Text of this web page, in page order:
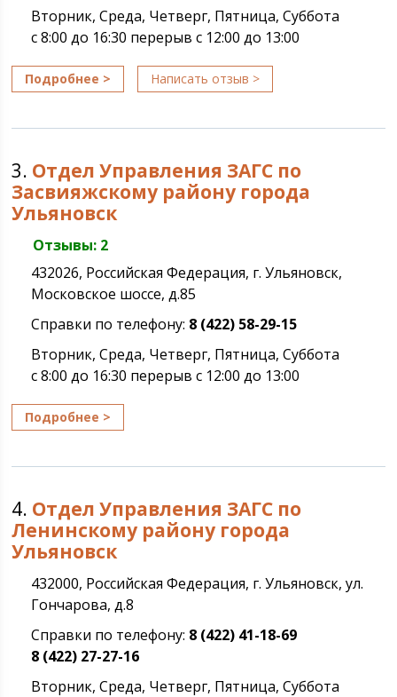
Вторник, Среда, Четверг, Пятница, Суббота
с 8:00 до 16:30 перерыв с 12:00 до 13:00
Подробнее > Написать отзыв >
3. Отдел Управления ЗАГС по
Засвияжскому району города
Ульяновск
Отзывы: 2
432026, Российская Федерация, г. Ульяновск,
Московское шоссе, д.85
Справки по телефону: 8 (422) 58-29-15
Вторник, Среда, Четверг, Пятница, Суббота
с 8:00 до 16:30 перерыв с 12:00 до 13:00
Подробнее >
4. Отдел Управления ЗАГС по
Ленинскому району города
Ульяновск
432000, Российская Федерация, г. Ульяновск, ул.
Гончарова, д.8
Справки по телефону: 8 (422) 41-18-69
8 (422) 27-27-16
Вторник, Среда, Четверг, Пятница, Суббота